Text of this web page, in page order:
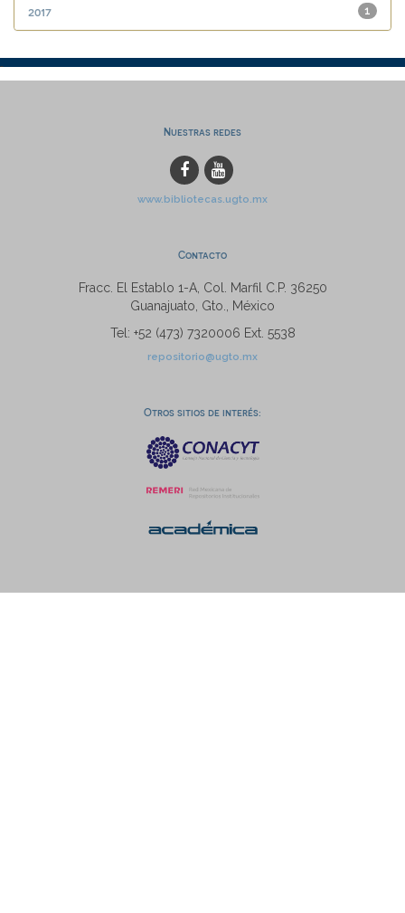
1
2017
Nuestras redes
www.bibliotecas.ugto.mx
Contacto
Fracc. El Establo 1-A, Col. Marfil C.P. 36250
Guanajuato, Gto., México
Tel: +52 (473) 7320006 Ext. 5538
repositorio@ugto.mx
Otros sitios de interés: